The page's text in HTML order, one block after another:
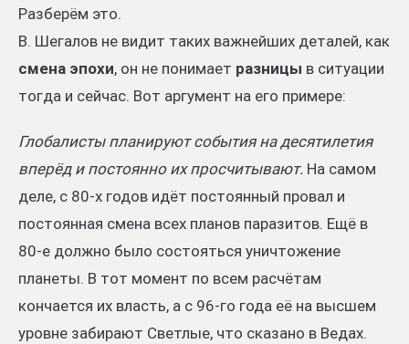
Разберём это.
В. Шегалов не видит таких важнейших деталей, как
смена эпохи, он не понимает разницы в ситуации
тогда и сейчас. Вот аргумент на его примере:
Глобалисты планируют события на десятилетия
вперёд и постоянно их просчитывают. На самом
деле, с 80-х годов идёт постоянный провал и
постоянная смена всех планов паразитов. Ещё в
80-е должно было состояться уничтожение
планеты. В тот момент по всем расчётам
кончается их власть, а с 96-го года её на высшем
уровне забирают Светлые, что сказано в Ведах.